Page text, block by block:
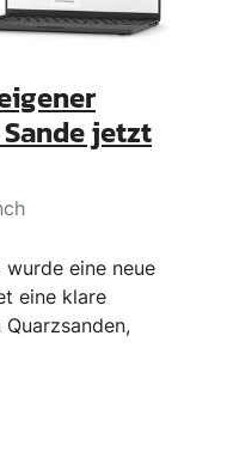
jetzt
wurde eine neue
eine klare